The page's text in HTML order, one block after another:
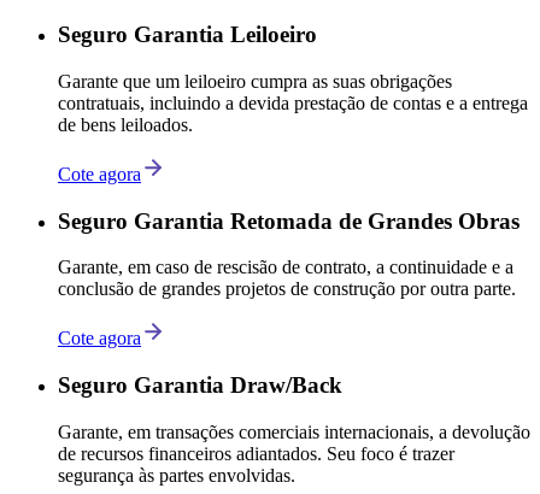
Seguro Garantia Leiloeiro
Garante que um leiloeiro cumpra as suas obrigações
contratuais, incluindo a devida prestação de contas e a entrega
de bens leiloados.
Cote agora
Seguro Garantia Retomada de Grandes Obras
Garante, em caso de rescisão de contrato, a continuidade e a
conclusão de grandes projetos de construção por outra parte.
Cote agora
Seguro Garantia Draw/Back
Garante, em transações comerciais internacionais, a devolução
de recursos financeiros adiantados. Seu foco é trazer
segurança às partes envolvidas.